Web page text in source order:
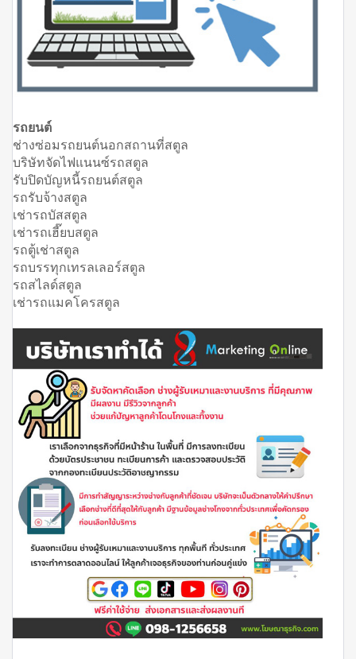
รถยนต์
ช่างซ่อมรถยนต์นอกสถานที่สตูล
บริษัทจัดไฟแนนซ์รถสตูล
รับปิดบัญหนี้รถยนต์สตูล
รถรับจ้างสตูล
เช่ารถบัสสตูล
เช่ารถเฮี๊ยบสตูล
รถตู้เช่าสตูล
รถบรรทุกเทรลเลอร์สตูล
รถสไลด์สตูล
เช่ารถแมคโครสตูล